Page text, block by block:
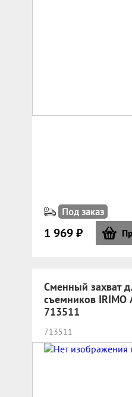
Под заказ
1 969 ₽
Сменный захват
съемников IRIMO
713511
713511